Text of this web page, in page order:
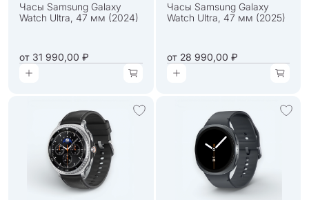
Часы Samsung Galaxy
Watch Ultra, 47 мм (2024)
от 31 990,00 ₽
Часы Samsung Galaxy
Watch Ultra, 47 мм (2025)
от28 990,00 ₽